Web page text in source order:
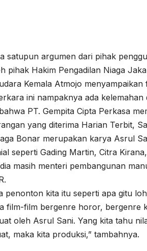
satupun argumen dari pihak
pihak Hakim Pengadilan Niaga
Kemala Atmojo
ini nampaknya ada
PT. Gempita Cipta Perkasa
yang diterima Harian Terbit,
Bonar merupakan karya Asrul
seperti Gading Martin, Citra
masih menteri pembangunan
penonton kita itu seperti apa gitu
film-film bergenre horor, bergenre
oleh Asrul Sani. Yang kita tahu
maka kita produksi,” tambahnya.